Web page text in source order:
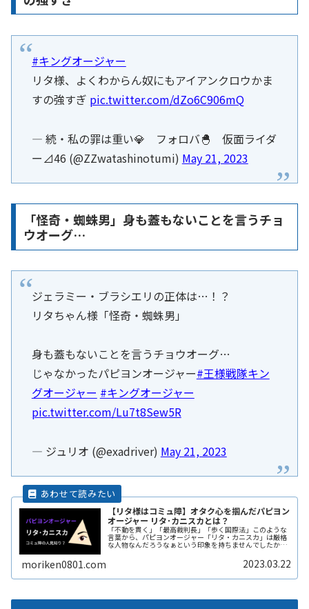
#キングオージャー
リタ様、よくわからん奴にもアイアンクロウかま
すの強すぎ pic.twitter.com/dZo6C906mQ
— 続・私の罪は重い💎 フォロバ🐣 仮面ライダ
ー⊿46 (@ZZwatashinotumi) May 21, 2023
「怪奇・蜘蛛男」身も蓋もないことを言うチョ
ウオーグ…
ジェラミー・ブラシエリの正体は…！？
リタちゃん様「怪奇・蜘蛛男」
身も蓋もないことを言うチョウオーグ…
じゃなかったパピヨンオージャー#王様戦隊キン
グオージャー #キングオージャー
pic.twitter.com/Lu7t8Sew5R
— ジュリオ (@exadriver) May 21, 2023
【リタ様はコミュ障】オタク心を掴んだパピヨン
オージャー リタ･カニスカとは？
「不動を貫く」「最高裁判長」「歩く国際法」このような
言葉から、パピヨンオージャー「リタ・カニスカ」は厳格
な人物なんだろうなぁという印象を持ちませんでしたか？
でもどうやら少し違うようですね。ここではパピヨンオー
ジャー「リタ・カニスカ」から受けReadMore...
moriken0801.com 2023.03.22